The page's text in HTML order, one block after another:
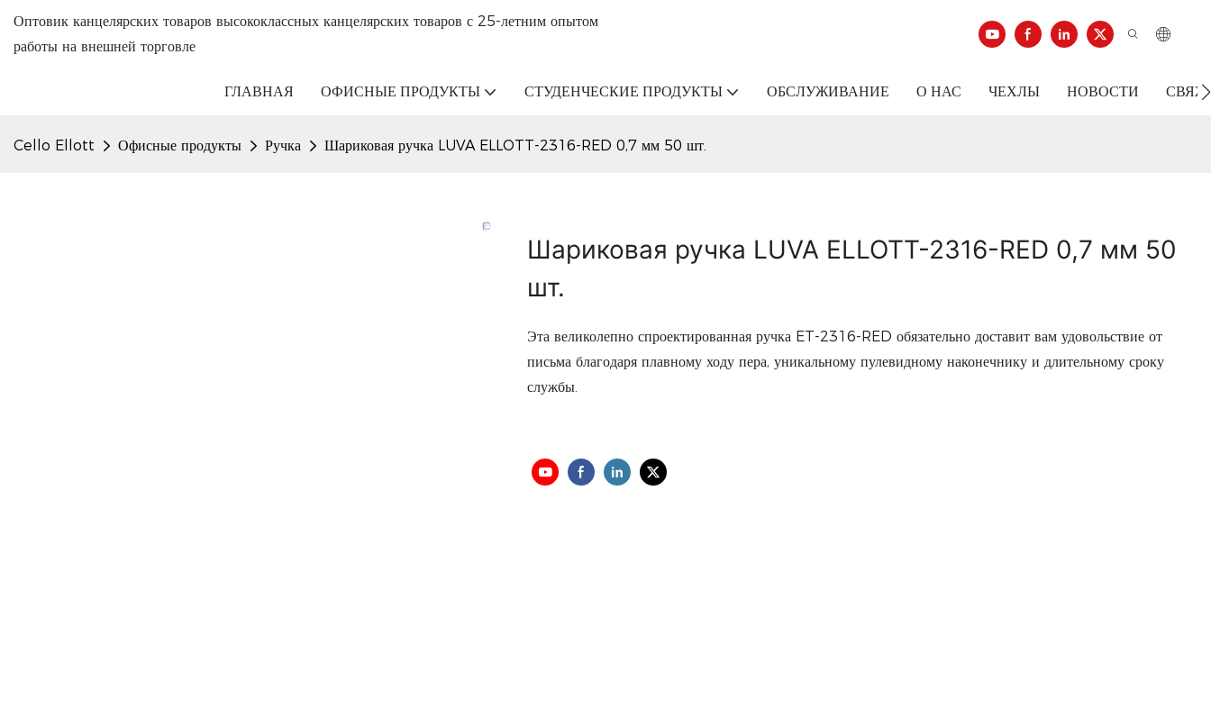
Оптовик канцелярских товаров высококлассных канцелярских товаров с 25-летним опытом
работы на внешней торговле
ГЛАВНАЯ ОФИСНЫЕ ПРОДУКТЫ СТУДЕНЧЕСКИЕ ПРОДУКТЫ ОБСЛУЖИВАНИЕ О НАС ЧЕХЛЫ НОВОСТИ
Cello Ellott Офисные продукты Ручка Шариковая ручка LUVA ELLOTT-2316-RED 0,7 мм 50 шт.
Шариковая ручка LUVA ELLOTT-2316-RED 0,7 мм 50
шт.
Эта великолепно спроектированная ручка ET-2316-RED обязательно доставит вам удовольствие от
письма благодаря плавному ходу пера, уникальному пулевидному наконечнику и длительному сроку
службы.